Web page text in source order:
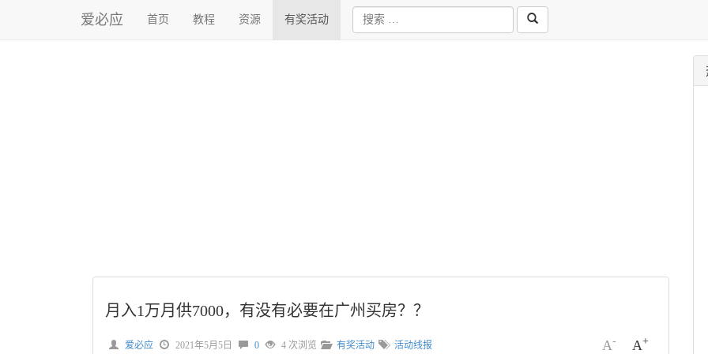
爱必应 首页 教程 资源 有奖活动
月入1万月供7000，有没有必要在广州买房？？
A- A+
爱必应 2021年5月5日 0 4 次浏览 有奖活动 活动线报